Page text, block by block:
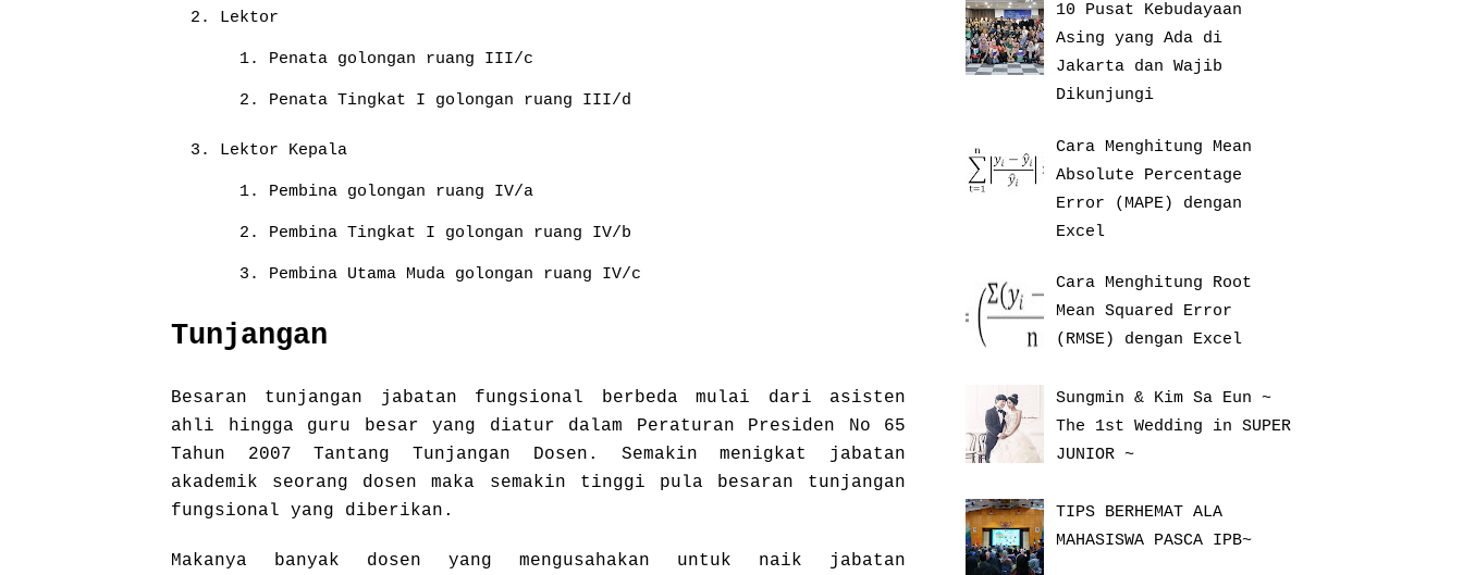
Lektor
Penata golongan ruang III/c
Penata Tingkat I golongan ruang III/d
Lektor Kepala
Pembina golongan ruang IV/a
Pembina Tingkat I golongan ruang IV/b
Pembina Utama Muda golongan ruang IV/c
Tunjangan
Besaran tunjangan jabatan fungsional berbeda mulai dari asisten
ahli hingga guru besar yang diatur dalam Peraturan Presiden No 65
Tahun 2007 Tantang Tunjangan Dosen. Semakin menigkat jabatan
akademik seorang dosen maka semakin tinggi pula besaran tunjangan
fungsional yang diberikan.
Makanya banyak dosen yang mengusahakan untuk naik jabatan
10 Pusat Kebudayaan
Asing yang Ada di
Jakarta dan Wajib
Dikunjungi
Cara Menghitung Mean
Absolute Percentage
Error (MAPE) dengan
Excel
Cara Menghitung Root
Mean Squared Error
(RMSE) dengan Excel
Sungmin & Kim Sa Eun ~
The 1st Wedding in SUPER
JUNIOR ~
TIPS BERHEMAT ALA
MAHASISWA PASCA IPB~